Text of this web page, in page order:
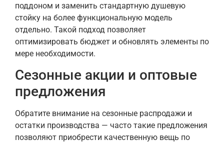
поддоном и заменить стандартную душевую
стойку на более функциональную модель
отдельно. Такой подход позволяет
оптимизировать бюджет и обновлять элементы по
мере необходимости.
Сезонные акции и оптовые
предложения
Обратите внимание на сезонные распродажи и
остатки производства — часто такие предложения
позволяют приобрести качественную вещь по